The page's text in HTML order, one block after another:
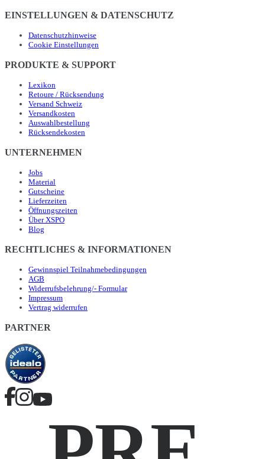
EINSTELLUNGEN & DATENSCHUTZ
Datenschutzhinweise
Cookie Einstellungen
PRODUKTE & SUPPORT
Lexikon
Retoure / Rücksendung
Versand Schweiz
Versandkosten
Auswahlbestellung
Rücksendekosten
UNTERNEHMEN
Jobs
Material
Gutscheine
Lieferzeiten
Öffnungszeiten
Über XSPO
Blog
RECHTLICHES & INFORMATIONEN
Gewinnspiel Teilnahmebedingungen
AGB
Widerrufsbelehrung/- Formular
Impressum
Vertrag widerrufen
PARTNER